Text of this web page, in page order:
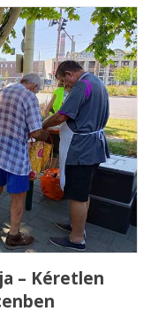
– Kéretlen